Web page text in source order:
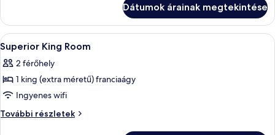
két
külön
ággyal
ággyal
további
részletei
Dátumok árainak megtekintése
A
következő
szoba
összes
képének
megtekintése:
Superior King Room | Prémium
5
Superior King Room
2 férőhely
1 king (extra méretű) franciaágy
Ingyenes wifi
További részletek
Superior